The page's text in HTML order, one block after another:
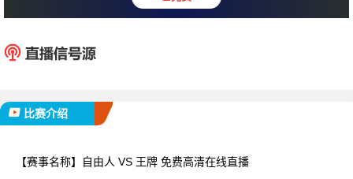
自由人 0 : 0 王
比赛介绍
【赛事名称】 自由人 VS 王牌 免费高清在线直播